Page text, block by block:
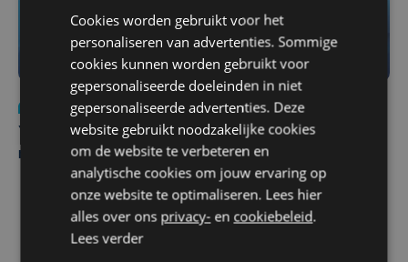
Nieuws
do 6 augustus | 21:30
Yaro (19), slachtoffer van vechtpartij, is na
maandenlange coma overleden
Cookies worden gebruikt voor het
personaliseren van advertenties. Sommige
cookies kunnen worden gebruikt voor
gepersonaliseerde doeleinden in niet
gepersonaliseerde advertenties. Deze
website gebruikt noodzakelijke cookies
om de website te verbeteren en
analytische cookies om jouw ervaring op
onze website te optimaliseren. Lees hier
alles over ons privacy- en cookiebeleid.
Lees verder